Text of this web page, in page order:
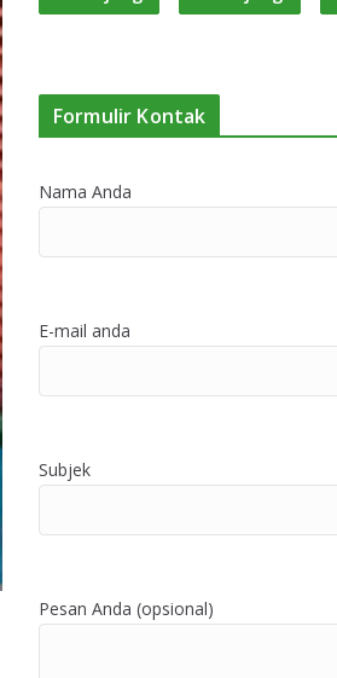
Formulir Kontak
Nama Anda
E-mail anda
Subjek
Pesan Anda (opsional)